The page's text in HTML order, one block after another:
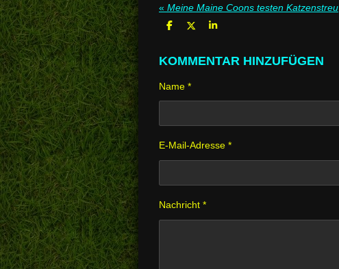
« Meine Maine Coons testen Katzenstreu
T
l
e
T
l
e
T
l
e
KOMMENTAR HINZUFÜGEN
Name *
E-Mail-Adresse *
Nachricht *